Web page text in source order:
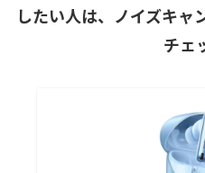
したい人は、ノイズキャ
チェ